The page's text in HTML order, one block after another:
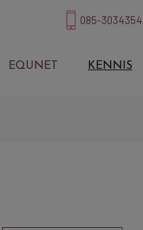
085-3034354
EQUNET KENNIS